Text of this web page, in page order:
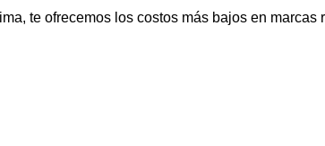
te ofrecemos los costos más bajos en